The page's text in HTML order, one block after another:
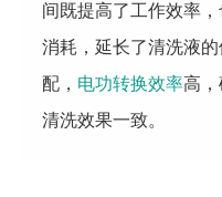
间既提高了工作效率
消耗，延长了清洗液
配， 电功转换效率高，
清洗效果一致。